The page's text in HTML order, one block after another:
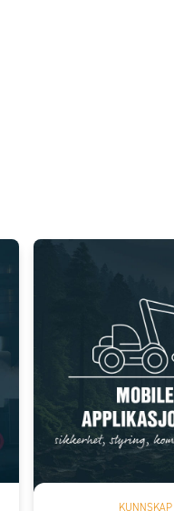
KUNNSKAP